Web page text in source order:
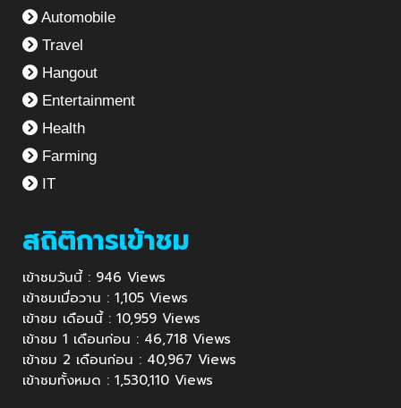
Automobile
Travel
Hangout
Entertainment
Health
Farming
IT
สถิติการเข้าชม
เข้าชมวันนี้ : 946 Views
เข้าชมเมื่อวาน : 1,105 Views
เข้าชม เดือนนี้ : 10,959 Views
เข้าชม 1 เดือนก่อน : 46,718 Views
เข้าชม 2 เดือนก่อน : 40,967 Views
เข้าชมทั้งหมด : 1,530,110 Views